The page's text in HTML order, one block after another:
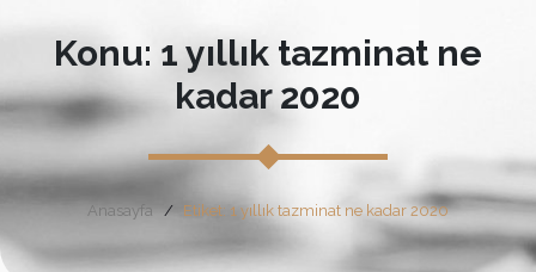
Konu: 1 yıllık tazminat ne
kadar 2020
Anasayfa Etiket: 1 yıllık tazminat ne kadar 2020